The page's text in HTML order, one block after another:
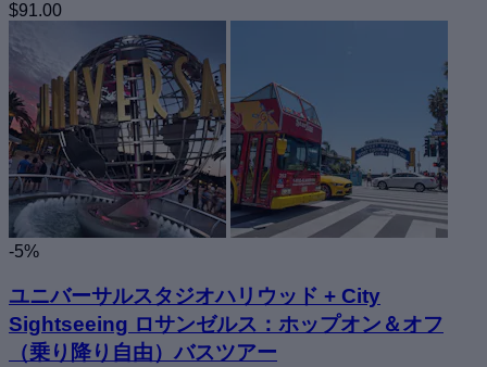
$91.00
-5%
ユニバーサルスタジオハリウッド + City
Sightseeing ロサンゼルス：ホップオン＆オフ
（乗り降り自由）バスツアー